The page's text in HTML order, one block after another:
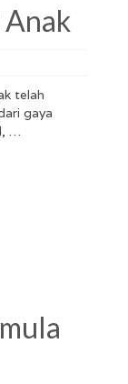
Anak
telah
gaya
…